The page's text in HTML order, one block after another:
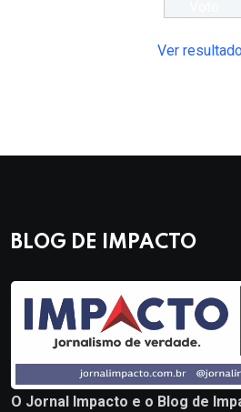
Ver
BLOG DE IMPACTO
O Jornal Impacto e o Blog de